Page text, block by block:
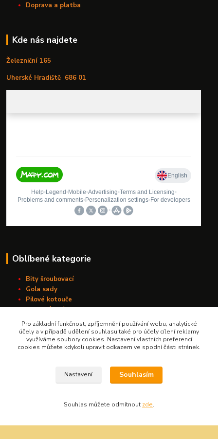
Doprava a platba
Kde nás najdete
Železniční 165
Uherské Hradiště 686 01
Oblíbené kategorie
Bity šroubovací
Gola sady
Pilové kotouče
Sady nářadí
Vrtáky do kovu s válcovou stopkou
Závitořezné nástroje
+420 603 209 791
Pro základní funkčnost, zpříjemnění používání webu, analytické
účely a v případě udělení souhlasu také pro účely cílení reklamy
využíváme soubory cookies. Nastavení vlastních preferencí
cookies můžete kdykoli upravit odkazem ve spodní části stránek.
Nastavení Souhlasím
Souhlas můžete odmítnout zde.